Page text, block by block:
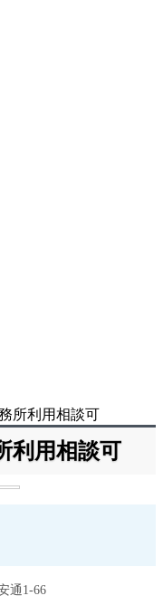
所利用相談可
利用相談可
通1-66